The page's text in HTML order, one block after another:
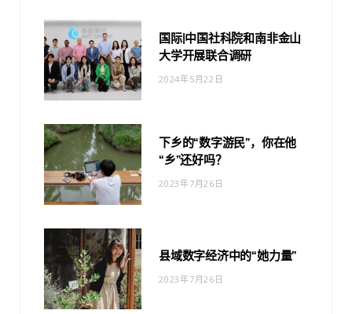
国际|中国社科院和南非金山
大学开展联合调研
2024年5月22日
下乡的“数字游民”，你在他
“乡”还好吗？
2023年7月26日
县域数字经济中的“她力量”
2023年7月26日